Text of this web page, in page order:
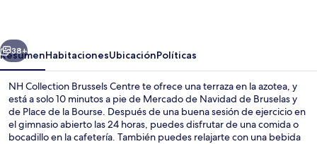
Siguiente
38+
ResumenHabitacionesUbicaciónPolíticas
NH Collection Brussels Centre te ofrece una terraza en la azotea, y
está a solo 10 minutos a pie de Mercado de Navidad de Bruselas y
de Place de la Bourse. Después de una buena sesión de ejercicio en
el gimnasio abierto las 24 horas, puedes disfrutar de una comida o
bocadillo en la cafetería. También puedes relajarte con una bebida